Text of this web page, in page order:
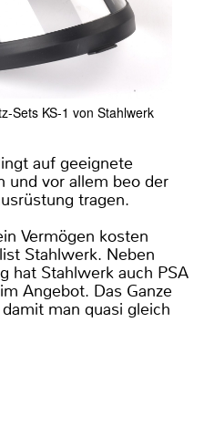
Sets KS-1 von Stahlwerk
auf geeignete
und vor allem beo der
tragen.
Vermögen kosten
Stahlwerk. Neben
hat Stahlwerk auch PSA
Angebot. Das Ganze
man quasi gleich